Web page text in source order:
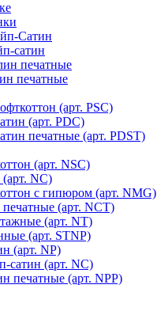
Сатин
сатин
печатные
печатные
(арт. PSC)
(арт. PDC)
печатные (арт. PDST)
(арт. NSC)
NC)
с гипюром (арт. NMG)
(арт. NCT)
(арт. NT)
(арт. STNP)
(арт. NP)
сатин (арт. NC)
печатные (арт. NPP)